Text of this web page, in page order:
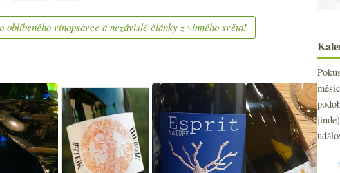
oblíbeného vínopsavce a nezávislé články z vinného světa!